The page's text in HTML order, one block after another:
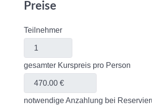
Preise
Teilnehmer
gesamter Kurspreis pro Person
notwendige Anzahlung bei